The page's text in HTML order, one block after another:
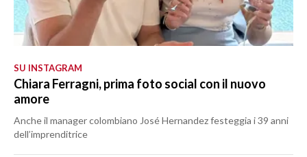
SU INSTAGRAM
Chiara Ferragni, prima foto social con il nuovo
amore
Anche il manager colombiano José Hernandez festeggia i 39 anni
dell’imprenditrice